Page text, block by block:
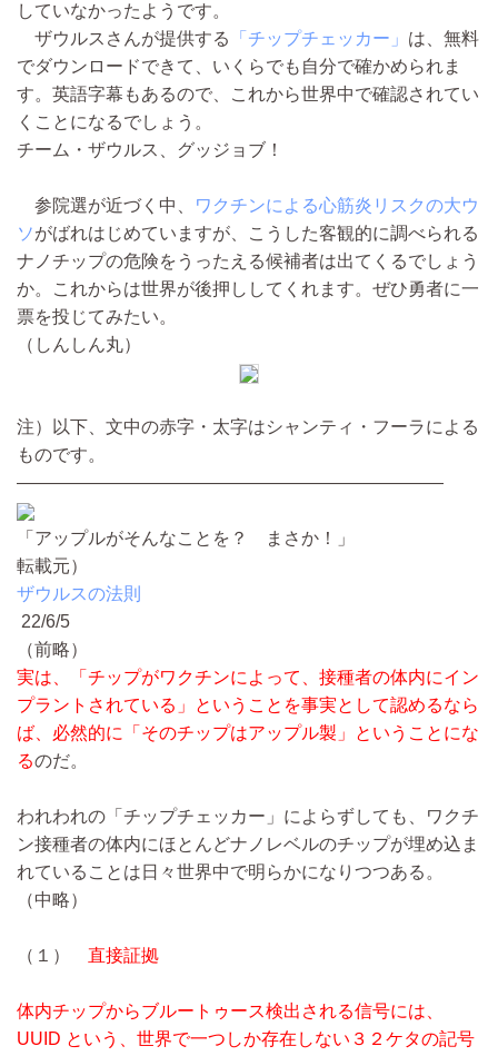
していなかったようです。
ザウルスさんが提供する
「チップチェッカー」 は、無料
でダウンロードできて、いくらでも自分で確かめられま
す。英語字幕もあるので、これから世界中で確認されてい
くことになるでしょう。
チーム・ザウルス、グッジョブ！
参院選が近づく中、
ワクチンによる心筋炎リスクの大ウ
ソがばれはじめていますが、こうした客観的に調べられる
ナノチップの危険をうったえる候補者は出てくるでしょう
か。これからは世界が後押ししてくれます。ぜひ勇者に一
票を投じてみたい。
（しんしん丸）
注）以下、文中の赤字・太字はシャンティ・フーラによる
ものです。
————————————————————————
「アップルがそんなことを？ まさか！」
転載元）
ザウルスの法則
22/6/5
（前略）
実は、「チップがワクチンによって、接種者の体内にイン
プラントされている」ということを事実として認めるなら
ば、必然的に「そのチップはアップル製」ということにな
るのだ。
われわれの「チップチェッカー」によらずしても、ワクチ
ン接種者の体内にほとんどナノレベルのチップが埋め込ま
れていることは日々世界中で明らかになりつつある。
（中略）
（１） 直接証拠
体内チップからブルートゥース検出される信号には、
UUID という、世界で一つしか存在しない３２ケタの記号